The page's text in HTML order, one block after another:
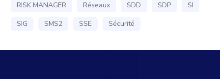
RISK MANAGER
Réseaux SDD SDP
SI
SIG
SMS2 SSE Sécurité